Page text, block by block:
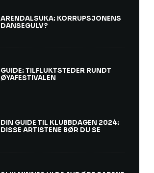
ARENDALSUKA: KORRUPSJONENS
DANSEGULV?
GUIDE: TILFLUKTSTEDER RUNDT
ØYAFESTIVALEN
DIN GUIDE TIL KLUBBDAGEN 2024:
DISSE ARTISTENE BØR DU SE